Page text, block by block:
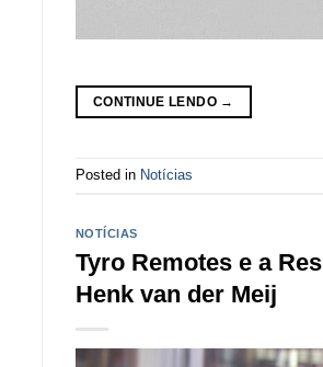
CONTINUE LENDO →
Posted in Notícias
NOTÍCIAS
Tyro Remotes e a
Henk van der Meij